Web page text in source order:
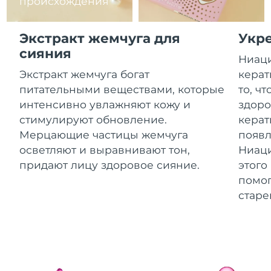
Экстракт жемчуга для
сияния
Экстракт жемчуга богат
питательными веществами, которые
интенсивно увлажняют кожу и
стимулируют обновление.
Мерцающие частицы жемчуга
осветляют и выравнивают тон,
придают лицу здоровое сияние.
то,
Израиль
15/08/2026
Италия
Ожидаемая дата доставки
11/08/2026
Япония
14/08/2026
Джерси
Ожидаемая дата доставки
16/08/2026
13/08/2026